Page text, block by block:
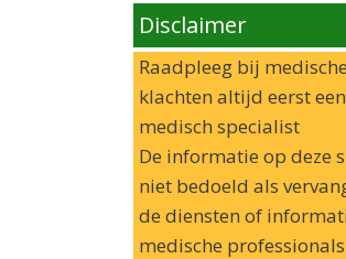
Disclaimer
Raadpleeg bij medische
klachten altijd eerst
medisch specialist
De informatie op deze
niet bedoeld als
de diensten of
medische